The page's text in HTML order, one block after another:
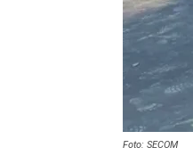
Foto: SECOM